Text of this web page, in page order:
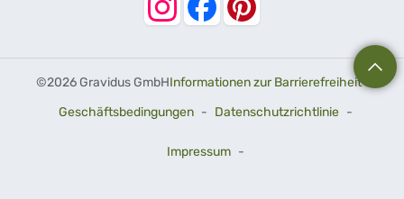
©2026 Gravidus GmbHInformationen zur Barrierefreiheit-
Geschäftsbedingungen - Datenschutzrichtlinie -
Impressum -